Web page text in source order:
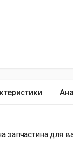
запчастина для